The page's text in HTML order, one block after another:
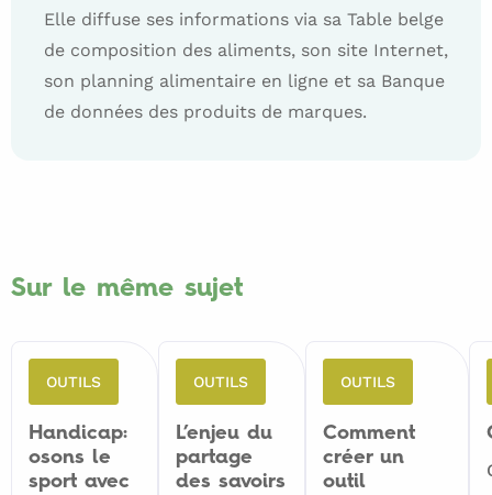
Elle diffuse ses informations via sa Table belge
de composition des aliments, son site Internet,
son planning alimentaire en ligne et sa Banque
de données des produits de marques.
Sur le même sujet
OUTILS
Handicap:
osons le
sport avec
OUTILS
L’enjeu du
partage
des savoirs
OUTILS
Comment
créer un
outil